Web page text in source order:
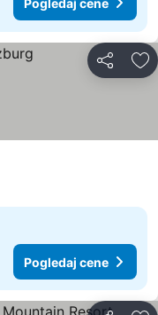
Deli
Pogledaj cene